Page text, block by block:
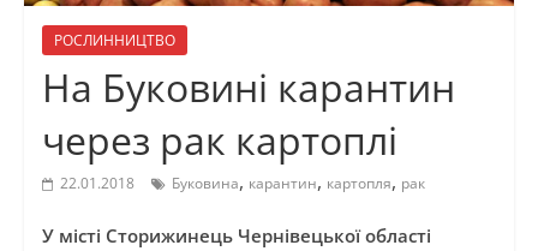
РОСЛИННИЦТВО
На Буковині карантин
через рак картоплі
22.01.2018 Буковина, карантин, картопля, рак
У місті Сторижинець Чернівецької області